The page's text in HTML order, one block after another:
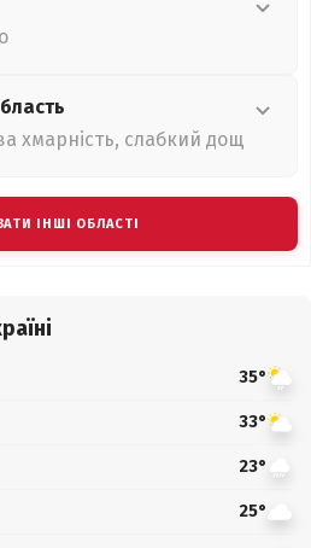
хмарність, слабкий дощ
ІНШІ ОБЛАСТІ
35°
33°
23°
25°